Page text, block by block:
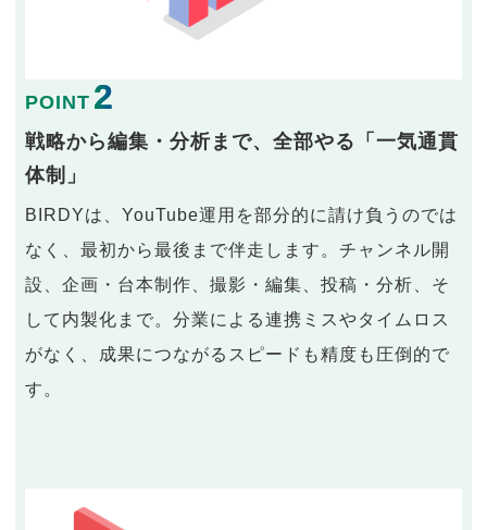
POINT 2
戦略から編集・分析まで、全部やる「一気通貫
体制」
BIRDYは、YouTube運用を部分的に請け負うのでは
なく、最初から最後まで伴走します。チャンネル開
設、企画・台本制作、撮影・編集、投稿・分析、そ
して内製化まで。分業による連携ミスやタイムロス
がなく、成果につながるスピードも精度も圧倒的で
す。